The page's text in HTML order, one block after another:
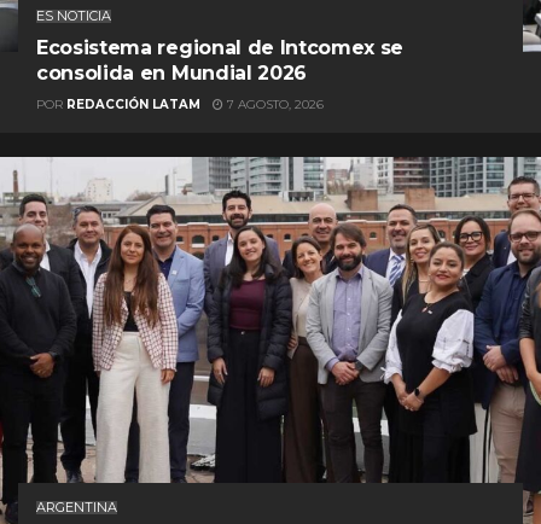
ES NOTICIA
Ecosistema regional de Intcomex se
consolida en Mundial 2026
POR REDACCIÓN LATAM 7 AGOSTO, 2026
ARGENTINA